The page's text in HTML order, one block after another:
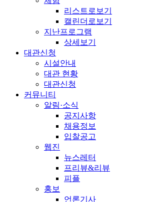
리스트로보기
캘린더로보기
지난프로그램
상세보기
대관신청
시설안내
대관 현황
대관신청
커뮤니티
알림·소식
공지사항
채용정보
입찰공고
웹진
뉴스레터
프리뷰&리뷰
피플
홍보
언론기사